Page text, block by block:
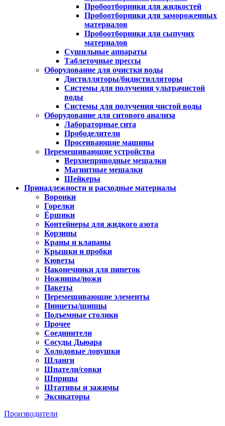
Пробоотборники для жидкостей
Пробоотборники для замороженных
материалов
Пробоотборники для сыпучих
материалов
Сушильные аппараты
Таблеточные прессы
Оборудование для очистки воды
Дистилляторы/бидистилляторы
Системы для получения ультрачистой
воды
Системы для получения чистой воды
Оборудование для ситового анализа
Лабораторные сита
Прободелители
Просеивающие машины
Перемешивающие устройства
Верхнеприводные мешалки
Магнитные мешалки
Шейкеры
Принадлежности и расходные материалы
Воронки
Горелки
Ёршики
Контейнеры для жидкого азота
Корзины
Краны и клапаны
Крышки и пробки
Кюветы
Наконечники для пипеток
Ножницы/ножи
Пакеты
Перемешивающие элементы
Пинцеты/щипцы
Подъемные столики
Прочее
Соединители
Сосуды Дьюара
Холодовые ловушки
Шланги
Шпатели/совки
Шприцы
Штативы и зажимы
Эксикаторы
Производители